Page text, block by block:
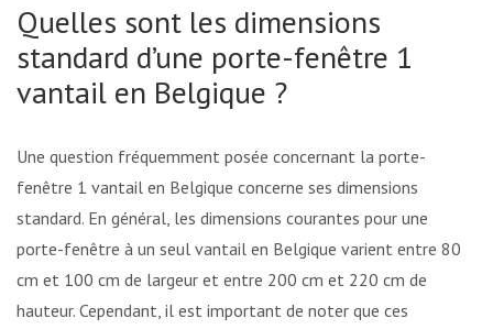
Quelles sont les dimensions
standard d’une porte-fenêtre 1
vantail en Belgique ?
Une question fréquemment posée concernant la porte-
fenêtre 1 vantail en Belgique concerne ses dimensions
standard. En général, les dimensions courantes pour une
porte-fenêtre à un seul vantail en Belgique varient entre 80
cm et 100 cm de largeur et entre 200 cm et 220 cm de
hauteur. Cependant, il est important de noter que ces